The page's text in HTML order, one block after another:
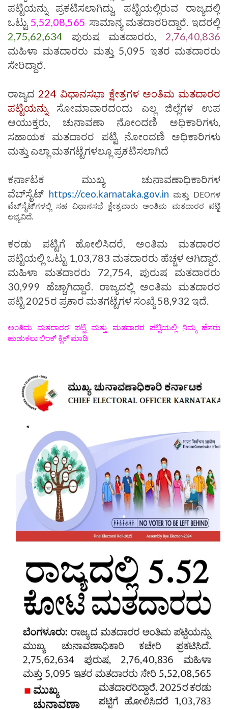
ಪಟ್ಟಿಯನ್ನು ಪ್ರಕಟಿಸಲಾಗಿದ್ದು, ಪಟ್ಟಿಯಲ್ಲಿರುವ ರಾಜ್ಯದಲ್ಲಿ
ಒಟ್ಟು5,52,08,565 ಸಾಮಾನ್ಯ ಮತದಾರರಿದ್ದಾರೆ. ಇದರಲ್ಲಿ
2,75,62,634 ಪುರುಷ ಮತದಾರರು, 2,76,40,836
ಮಹಿಳಾ ಮತದಾರರು ಮತ್ತು 5,095 ಇತರ ಮತದಾರರು
ಸೇರಿದ್ದಾರೆ.
ರಾಜ್ಯದ 224 ವಿಧಾನಸಭಾ ಕ್ಷೇತ್ರಗಳ ಅಂತಿಮ ಮತದಾರರ
ಪಟ್ಟಿಯನ್ನು ಸೋಮಾವಾರದಂದು ಎಲ್ಲ ಜಿಲ್ಲೆಗಳ ಉಪ
ಆಯುಕ್ತರು, ಚುನಾವಣಾ ನೋಂದಣಿ ಅಧಿಕಾರಿಗಳು,
ಸಹಾಯಕ ಮತದಾರರ ಪಟ್ಟಿ ನೋಂದಣಿ ಅಧಿಕಾರಿಗಳು
ಮತ್ತು ಎಲ್ಲಾ ಮತಗಟ್ಟೆಗಳಲ್ಲೂ ಪ್ರಕಟಿಸಲಾಗಿದೆ
ಕರ್ನಾಟಕ ಮುಖ್ಯ ಚುನಾವಣಾಧಿಕಾರಿಗಳ
ವೆಬ್‍ಸೈಟ್ https://ceo.karnataka.gov.in ಮತ್ತು DEOಗಳ
ವೆಬ್‍ಸೈಟ್‍ಗಳಲ್ಲಿ ಸಹ ವಿಧಾನಸಭೆ ಕ್ಷೇತ್ರವಾರು ಅಂತಿಮ ಮತದಾರರ ಪಟ್ಟಿ
ಲಭ್ಯವಿದೆ.
ಕರಡು ಪಟ್ಟಿಗೆ ಹೋಲಿಸಿದರೆ, ಅಂತಿಮ ಮತದಾರರ
ಪಟ್ಟಿಯಲ್ಲಿ ಒಟ್ಟು 1,03,783 ಮತದಾರರು ಹೆಚ್ಚಳ ಆಗಿದ್ದಾರೆ.
ಮಹಿಳಾ ಮತದಾರರು 72,754, ಪುರುಷ ಮತದಾರರು
30,999 ಹೆಚ್ಚಾಗಿದ್ದಾರೆ. ರಾಜ್ಯದಲ್ಲಿ ಅಂತಿಮ ಮತದಾರರ
ಪಟ್ಟಿ 2025ರ ಪ್ರಕಾರ ಮತಗಟ್ಟೆಗಳ ಸಂಖ್ಯೆ 58,932 ಇದೆ.
ಅಂತಿಮ ಮತದಾರರ ಪಟ್ಟಿ ಮತ್ತು ಮತದಾರರ ಪಟ್ಟಿಯಲ್ಲಿ ನಿಮ್ಮ ಹೆಸರು
ಹುಡುಕಲು ಲಿಂಕ್ ಕ್ಲಿಕ್ ಮಾಡಿ